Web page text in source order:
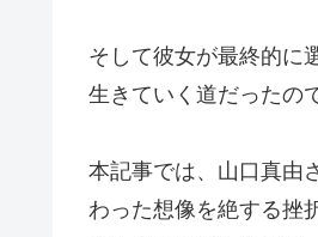
そして彼女が最終的に
生きていく道だったの
本記事では、山口真由
わった想像を絶する挫